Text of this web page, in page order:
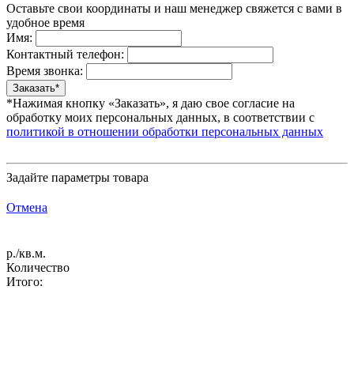
Оставьте свои координаты и наш менеджер свяжется с вами в
удобное время
Имя:
Контактный телефон:
Время звонка:
*Нажимая кнопку «Заказать», я даю свое согласие на
обработку моих персональных данных, в соответствии с
политикой в отношении обработки персональных данных
Задайте параметры товара
Отмена
р./кв.м.
Количество
Итого: